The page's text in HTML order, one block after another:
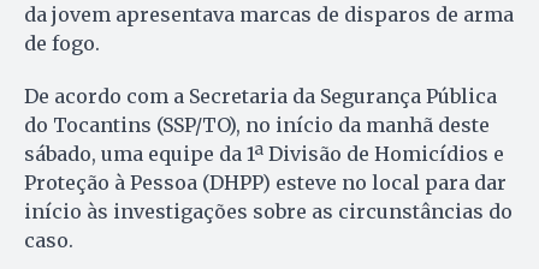
da jovem apresentava marcas de disparos de arma
de fogo.
De acordo com a Secretaria da Segurança Pública
do Tocantins (SSP/TO), no início da manhã deste
sábado, uma equipe da 1ª Divisão de Homicídios e
Proteção à Pessoa (DHPP) esteve no local para dar
início às investigações sobre as circunstâncias do
caso.